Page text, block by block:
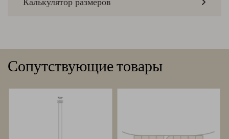
Сопутствующие товары